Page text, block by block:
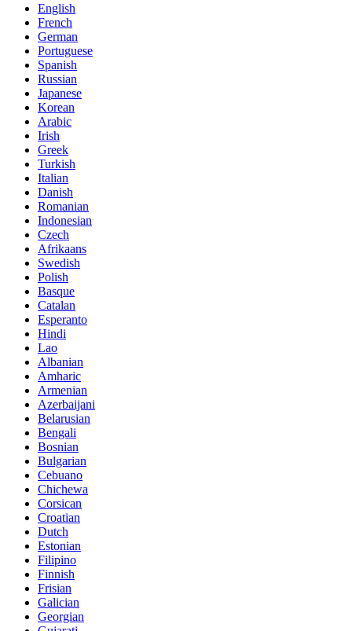
English
French
German
Portuguese
Spanish
Russian
Japanese
Korean
Arabic
Irish
Greek
Turkish
Italian
Danish
Romanian
Indonesian
Czech
Afrikaans
Swedish
Polish
Basque
Catalan
Esperanto
Hindi
Lao
Albanian
Amharic
Armenian
Azerbaijani
Belarusian
Bengali
Bosnian
Bulgarian
Cebuano
Chichewa
Corsican
Croatian
Dutch
Estonian
Filipino
Finnish
Frisian
Galician
Georgian